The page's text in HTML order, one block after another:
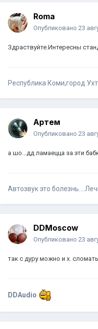
Roma
Опубликовано 23
Здраствуйте.Интересны
Республика Коми,город
Артем
Опубликовано 23
а шо...дд ламаецца за эти
Автозвук это
DDMoscow
Опубликовано 23
так с дуру можно и х.
DDAudio